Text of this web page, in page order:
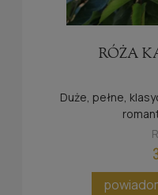
RÓŻA
Duże, pełne,